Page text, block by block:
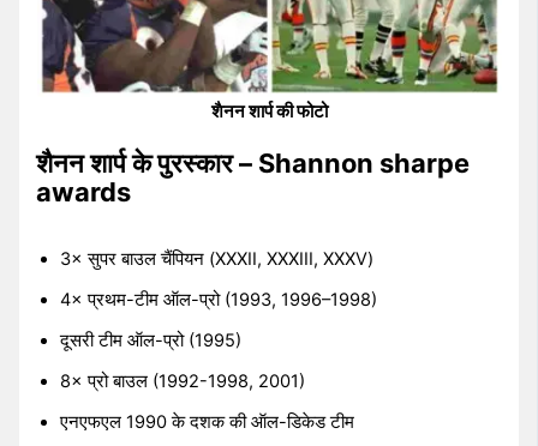
शैनन शार्प की फोटो
शैनन शार्प के पुरस्कार – Shannon sharpe
awards
3× सुपर बाउल चैंपियन (XXXII, XXXIII, XXXV)
4× प्रथम-टीम ऑल-प्रो (1993, 1996–1998)
दूसरी टीम ऑल-प्रो (1995)
8× प्रो बाउल (1992-1998, 2001)
एनएफएल 1990 के दशक की ऑल-डिकेड टीम